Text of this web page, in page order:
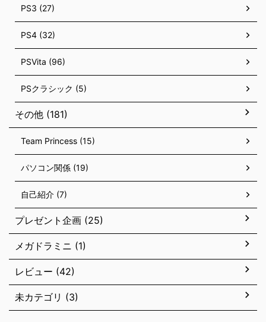
PS3 (27)
PS4 (32)
PSVita (96)
PSクラシック (5)
その他 (181)
Team Princess (15)
パソコン関係 (19)
自己紹介 (7)
プレゼント企画 (25)
メガドラミニ (1)
レビュー (42)
未カテゴリ (3)